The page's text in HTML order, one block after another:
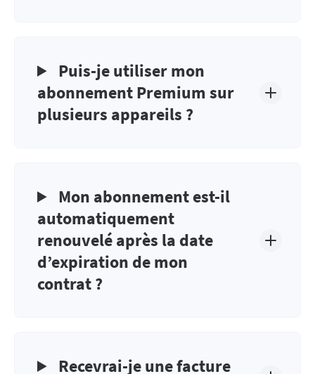
Puis-je utiliser mon
abonnement Premium sur
plusieurs appareils ?
Mon abonnement est-il
automatiquement
renouvelé après la date
d’expiration de mon
contrat ?
Recevrai-je une facture